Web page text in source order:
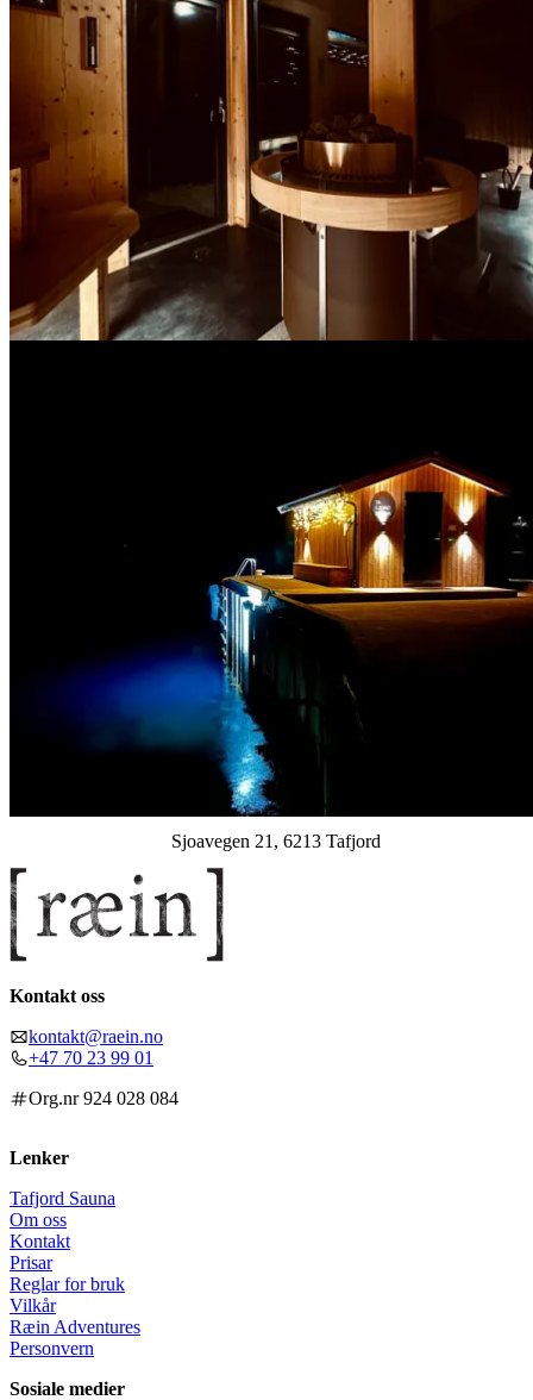
Sjoavegen 21, 6213 Tafjord
Lenker
Tafjord Sauna
Om oss
Kontakt
Prisar
Reglar for bruk
Vilkår
Ræin Adventures
Personvern
Sosiale medier
Kontakt oss
kontakt@raein.no
+47 70 23 99 01
Org.nr 924 028 084